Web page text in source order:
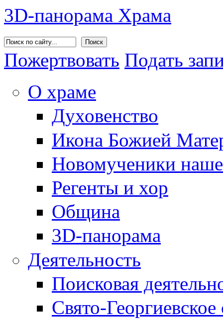
3D-панорама Храма
Пожертвовать Подать
О храме
Духовенство
Икона Божией
Новомученики
Регенты и хор
Община
3D-панорама
Деятельность
Поисковая
Свято-Георгиевское